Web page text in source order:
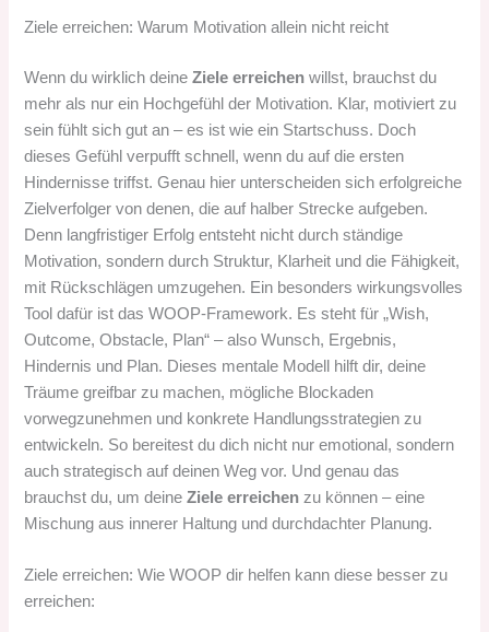
Ziele erreichen: Warum Motivation allein nicht reicht
Wenn du wirklich deineZiele erreichen willst, brauchst du
mehr als nur ein Hochgefühl der Motivation. Klar, motiviert zu
sein fühlt sich gut an – es ist wie ein Startschuss. Doch
dieses Gefühl verpufft schnell, wenn du auf die ersten
Hindernisse triffst. Genau hier unterscheiden sich erfolgreiche
Zielverfolger von denen, die auf halber Strecke aufgeben.
Denn langfristiger Erfolg entsteht nicht durch ständige
Motivation, sondern durch Struktur, Klarheit und die Fähigkeit,
mit Rückschlägen umzugehen. Ein besonders wirkungsvolles
Tool dafür ist das WOOP-Framework. Es steht für „Wish,
Outcome, Obstacle, Plan“ – also Wunsch, Ergebnis,
Hindernis und Plan. Dieses mentale Modell hilft dir, deine
Träume greifbar zu machen, mögliche Blockaden
vorwegzunehmen und konkrete Handlungsstrategien zu
entwickeln. So bereitest du dich nicht nur emotional, sondern
auch strategisch auf deinen Weg vor. Und genau das
brauchst du, um deineZiele erreichen zu können – eine
Mischung aus innerer Haltung und durchdachter Planung.
Ziele erreichen: Wie WOOP dir helfen kann diese besser zu
erreichen: